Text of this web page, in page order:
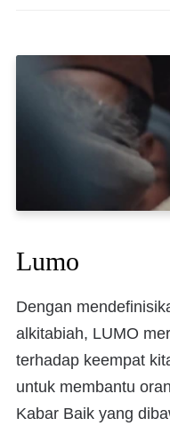
Lumo
Dengan
alkitabiah, LUMO
terhadap keempat
untuk membantu
Kabar Baik yang